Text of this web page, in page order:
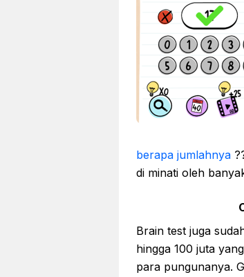
berapa jumlahnya
di minati oleh
Brain test juga
hingga 100 juta
para pungunanya.